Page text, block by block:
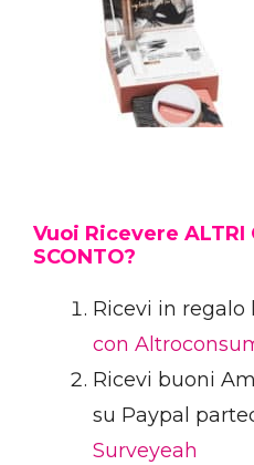
Vuoi Ricevere ALTRI
SCONTO?
Ricevi in regalo
con
Ricevi buoni
su Paypal
Surveyeah